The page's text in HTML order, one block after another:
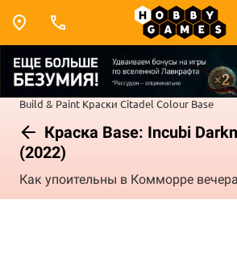
Build & Paint Краски Citadel Colour Base
Краска Base: Incubi
(2022)
Как упоительны в Комморре вечера